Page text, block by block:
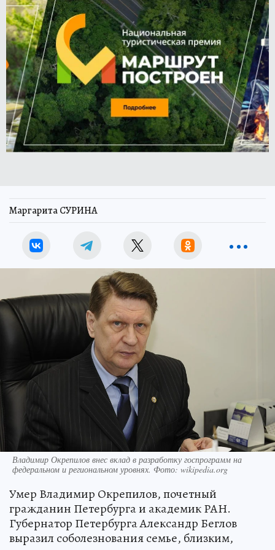
Маргарита СУРИНА
Владимир Окрепилов внес вклад в разработку госпрограмм на
федеральном и региональном уровнях. Фото: wikipedia.org
Умер Владимир Окрепилов, почетный
гражданин Петербурга и академик РАН.
Губернатор Петербурга Александр Беглов
выразил соболезнования семье, близким,